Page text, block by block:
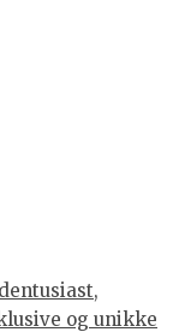
og unikke